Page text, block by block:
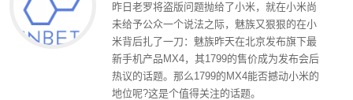
昨日老罗将盗版问题抛给了小米，就在小米尚
未给予公众一个说法之际，魅族又狠狠的在小
米背后扎了一刀：魅族昨天在北京发布旗下最
新手机产品MX4，其1799的售价成为发布会后
热议的话题。那么1799的MX4能否撼动小米的
地位呢?这是个值得关注的话题。